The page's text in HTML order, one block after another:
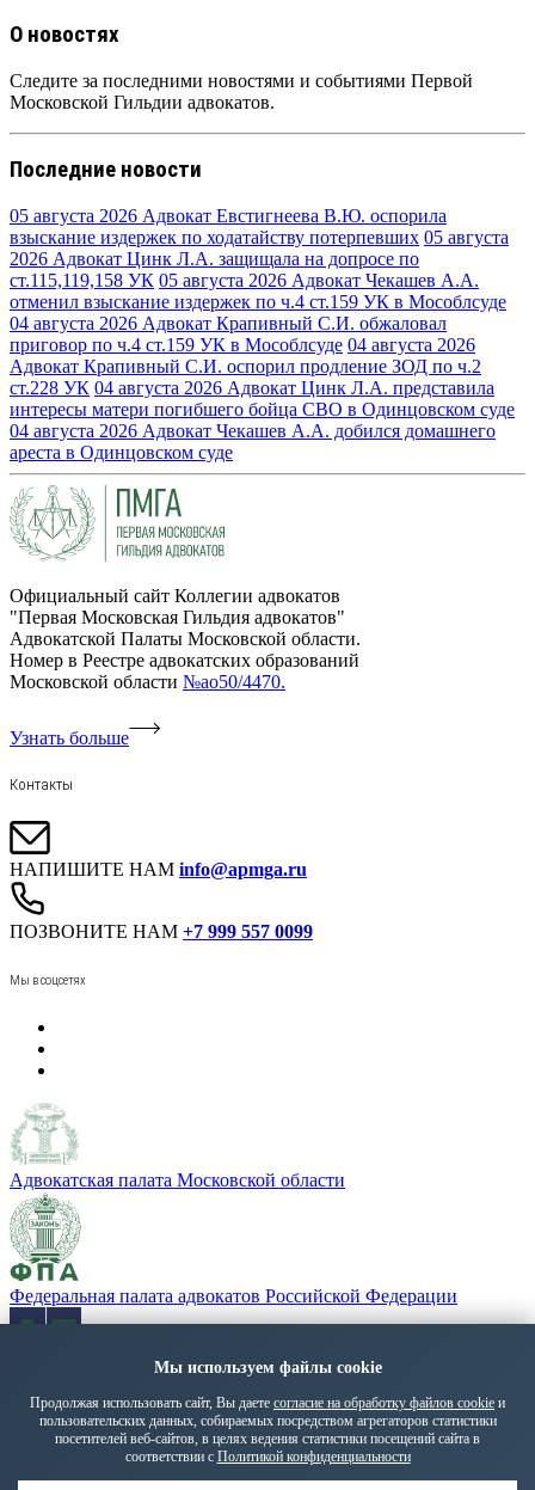
О новостях
Следите за последними новостями и событиями Первой
Московской Гильдии адвокатов.
Последние новости
05 августа 2026 Адвокат Евстигнеева В.Ю. оспорила
взыскание издержек по ходатайству потерпевших 05 августа
2026 Адвокат Цинк Л.А. защищала на допросе по
ст.115,119,158 УК 05 августа 2026 Адвокат Чекашев А.А.
отменил взыскание издержек по ч.4 ст.159 УК в Мособлсуде
04 августа 2026 Адвокат Крапивный С.И. обжаловал
приговор по ч.4 ст.159 УК в Мособлсуде 04 августа 2026
Адвокат Крапивный С.И. оспорил продление ЗОД по ч.2
ст.228 УК 04 августа 2026 Адвокат Цинк Л.А. представила
интересы матери погибшего бойца СВО в Одинцовском суде
04 августа 2026 Адвокат Чекашев А.А. добился домашнего
ареста в Одинцовском суде
Официальный сайт Коллегии адвокатов
"Первая Московская Гильдия адвокатов"
Адвокатской Палаты Московской области.
Номер в Реестре адвокатских образований
Московской области №ао50/4470.
Узнать больше
Контакты
НАПИШИТЕ НАМ info@apmga.ru
ПОЗВОНИТЕ НАМ +7 999 557 0099
Мы в соцсетях
Адвокатская палата Московской области
Федеральная палата адвокатов Российской Федерации
«Адвокатская газета» - орган Федеральной палаты адвокатов
Политика обработки персональных данных
© 2026 ПМГА. Все права защищены.
Мы используем файлы cookie
Продолжая использовать сайт, Вы даете согласие на обработку файлов cookie и
пользовательских данных, собираемых посредством агрегаторов статистики
посетителей веб-сайтов, в целях ведения статистики посещений сайта в
соответствии с Политикой конфиденциальности